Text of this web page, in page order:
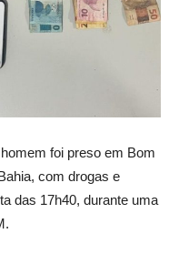
foi preso em Bom
com drogas e
das 17h40, durante uma